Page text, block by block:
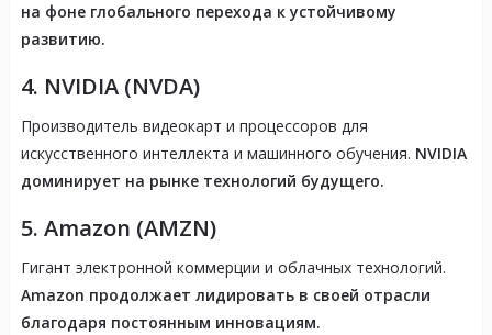
на фоне глобального перехода к устойчивому
развитию.
4. NVIDIA (NVDA)
Производитель видеокарт и процессоров для
искусственного интеллекта и машинного обучения. NVIDIA
доминирует на рынке технологий будущего.
5. Amazon (AMZN)
Гигант электронной коммерции и облачных технологий.
Amazon продолжает лидировать в своей отрасли
благодаря постоянным инновациям.